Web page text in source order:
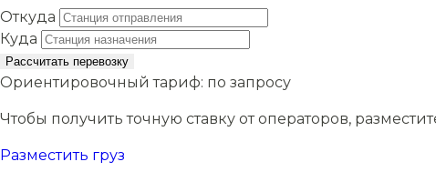
Откуда
Куда
Рассчитать перевозку
Ориентировочный тариф: по запросу
Чтобы получить точную ставку от операторов,
Разместить груз